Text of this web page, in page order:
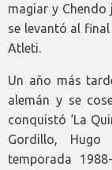
magiar y
se levantó al
Atleti.
Un año más
alemán y se
conquistó ‘La
Gordillo, Hugo
temporada